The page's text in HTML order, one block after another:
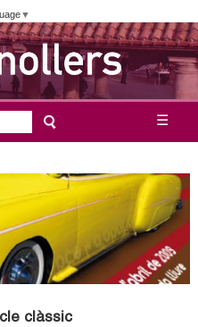
▼
☰
e
c
clàssic